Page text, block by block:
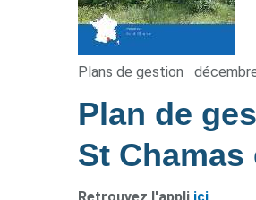
Plans de gestion
Plan de
St Chamas